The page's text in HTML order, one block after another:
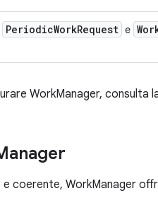
PeriodicWorkRequest e
WorkManager, consulta
coerente, WorkManager